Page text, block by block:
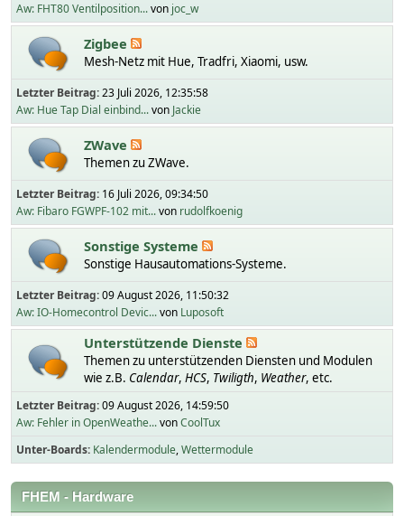
Aw: FHT80 Ventilposition...von joc_w
Zigbee
Mesh-Netz mit Hue, Tradfri, Xiaomi, usw.
Letzter Beitrag:23 Juli 2026, 12:35:58
Aw: Hue Tap Dial einbind...von Jackie
ZWave
Themen zu ZWave.
Letzter Beitrag: 16 Juli 2026, 09:34:50
Aw: Fibaro FGWPF-102 mit...von rudolfkoenig
Sonstige Systeme
Sonstige Hausautomations-Systeme.
Letzter Beitrag:09 August 2026, 11:50:32
Aw: IO-Homecontrol Devic...von Luposoft
Unterstützende Dienste
Themen zu unterstützenden Diensten und Modulen
wie z.B. Calendar, HCS, Twiligth, Weather, etc.
Letzter Beitrag:09 August 2026, 14:59:50
Aw: Fehler in OpenWeathe...vonCoolTux
Unter-Boards Kalendermodule Wettermodule
FHEM - Hardware